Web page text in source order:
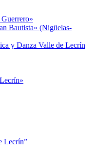
Bautista» (Nigüelas-
y Danza Valle de Lecrín
Lecrín”